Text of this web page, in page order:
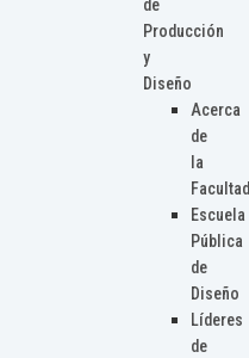
de
Producción
y
Diseño
Acerca
de
la
Facultad
Escuela
Pública
de
Diseño
Líderes
de